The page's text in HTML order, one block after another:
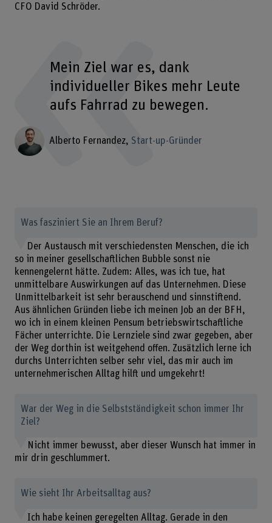
CFO David Schröder.
Mein Ziel war es, dank
individueller Bikes mehr Leute
aufs Fahrrad zu bewegen.
Alberto Fernandez Start-up-Gründer
Was fasziniert Sie an Ihrem Beruf?
Der Austausch mit verschiedensten Menschen, die ich
so in meiner gesellschaftlichen Bubble sonst nie
kennengelernt hätte. Zudem: Alles, was ich tue, hat
unmittelbare Auswirkungen auf das Unternehmen. Diese
Unmittelbarkeit ist sehr berauschend und sinnstiftend.
Aus ähnlichen Gründen liebe ich meinen Job an der BFH,
wo ich in einem kleinen Pensum betriebswirtschaftliche
Fächer unterrichte. Die Lernziele sind zwar gegeben, aber
der Weg dorthin ist weitgehend offen. Zusätzlich lerne ich
durchs Unterrichten selber sehr viel, das mir auch im
unternehmerischen Alltag hilft und umgekehrt!
War der Weg in die Selbstständigkeit schon immer Ihr
Ziel?
Nicht immer bewusst, aber dieser Wunsch hat immer in
mir drin geschlummert.
Wie sieht Ihr Arbeitsalltag aus?
Ich habe keinen geregelten Alltag. Gerade in den